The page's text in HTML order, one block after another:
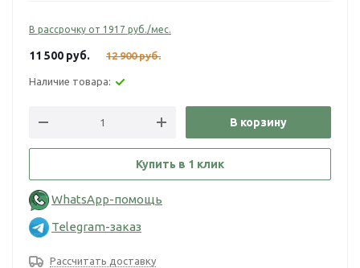
В рассрочку от 1917 руб./мес.
11 500 руб. 12 900руб.
Наличие товара:
В корзину
Купить в 1 клик
WhatsApp-помощь
Telegram-заказ
Рассчитать доставку